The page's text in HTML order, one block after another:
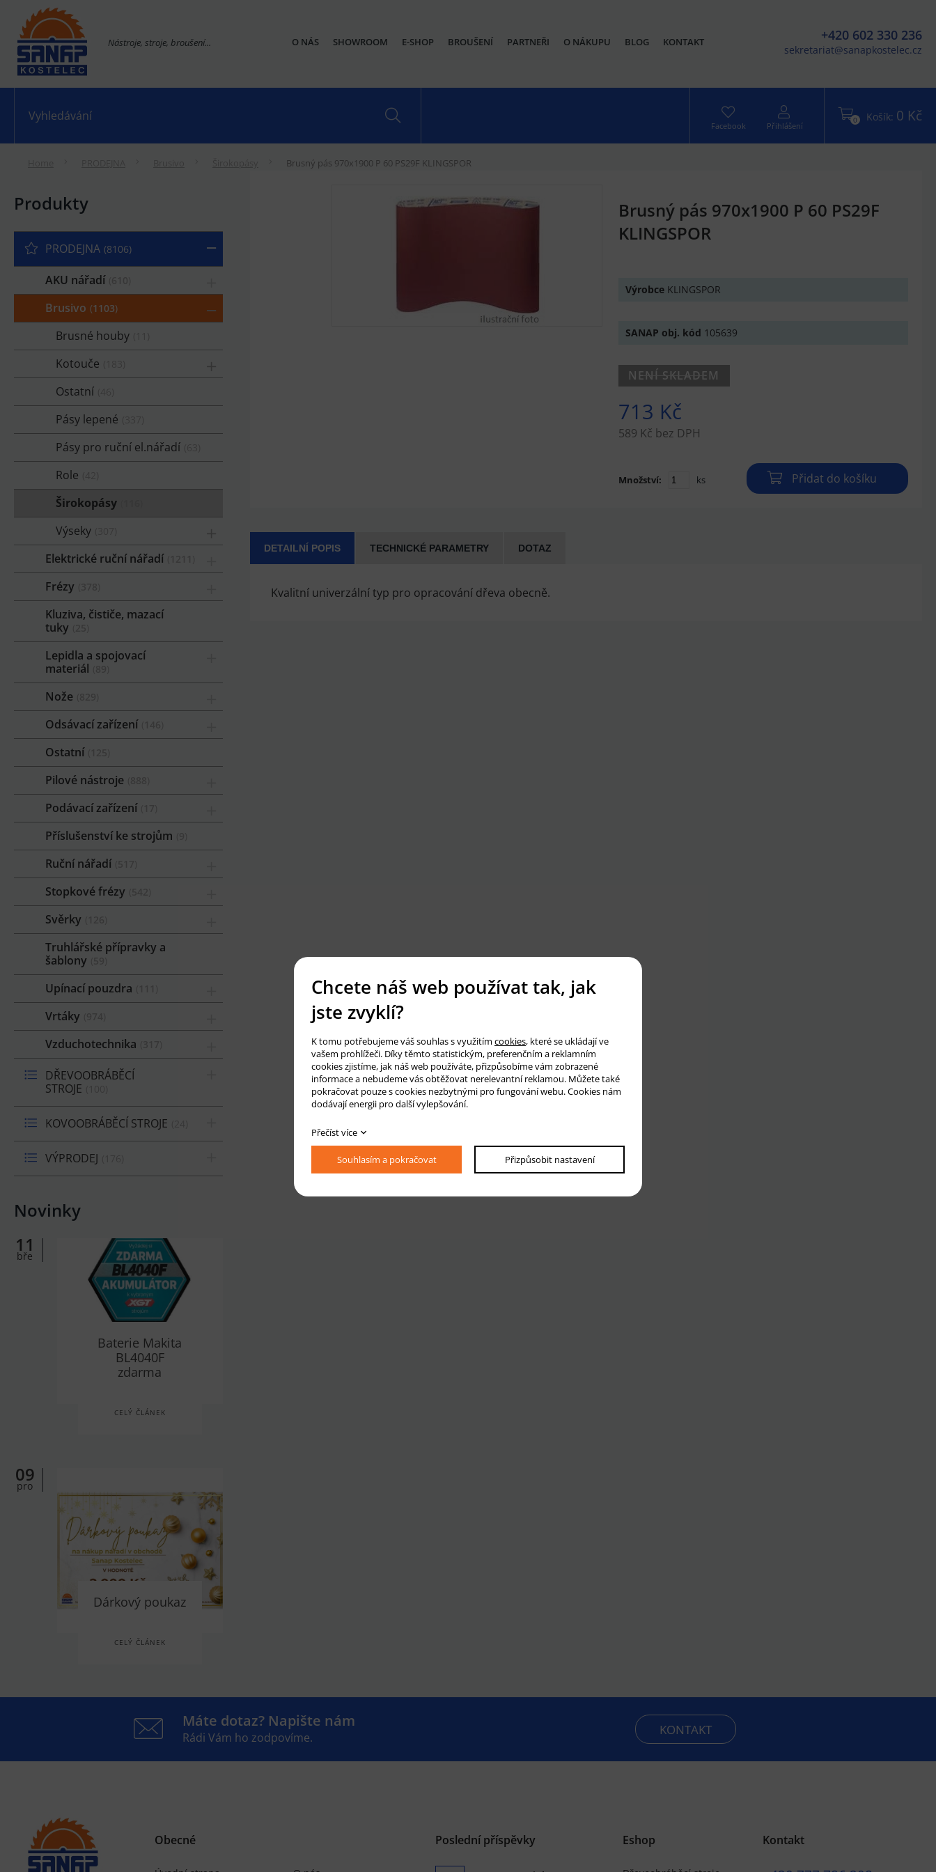
Nástroje, stroje, broušení... +420 602 330 236
sekretariat@sanapkostelec.cz
O NÁS SHOWROOM E-SHOP BROUŠENÍ PARTNEŘI O NÁKUPU BLOG KONTAKT
0 Košík: 0 Kč
Facebook Přihlášení
Brusný pás 970x1900 P 60 PS29F KLINGSPOR
Produkty
PRODEJNA 8106
AKU nářadí
Brusivo 1103
Brusné houby
Kotouče
Ostatní
Pásy lepené
Pásy pro ruční el.nářadí
Role
Širokopásy
Výseky
Elektrické ruční nářadí
Frézy
Kluziva, čističe, mazací
tuky
Lepidla a spojovací
materiál
Nože
Odsávací zařízení
Ostatní
Pilové nástroje
Podávací zařízení
Příslušenství ke strojům
Ruční nářadí
Stopkové frézy
Svěrky
Truhlářské přípravky a
šablony
Upínací pouzdra
Vrtáky
Vzduchotechnika
DŘEVOOBRÁBĚCÍ
STROJE
KOVOOBRÁBĚCÍ STROJE
VÝPRODEJ
Novinky
11
bře
Baterie Makita
BL4040F
zdarma
CELÝ ČLÁNEK
09
pro
Dárkový poukaz
CELÝ ČLÁNEK
Brusný pás 970x1900 P 60 PS29F
KLINGSPOR
Výrobce KLINGSPOR
SANAP obj. kód 105639
NENÍ SKLADEM
713 Kč
589 Kč bez DPH
Množství: ks Přidat do košíku
DETAILNÍ POPIS TECHNICKÉ PARAMETRY DOTAZ
Kvalitní univerzální typ pro opracování dřeva obecně.
Máte dotaz? Napište nám
Rádi Vám ho zodpovíme. KONTAKT
Obecné Poslední příspěvky Eshop Kontakt
Chcete náš web používat tak, jak
jste zvyklí?
K tomu potřebujeme váš souhlas s využitím cookies, které se ukládají ve
vašem prohlížeči. Díky těmto statistickým, preferenčním a reklamním
cookies zjistíme, jak náš web používáte, přizpůsobíme vám zobrazené
informace a nebudeme vás obtěžovat nerelevantní reklamou. Můžete také
pokračovat pouze s cookies nezbytnými pro fungování webu. Cookies nám
dodávají energii pro další vylepšování.
Přečíst více
Souhlasím a pokračovat Přizpůsobit nastavení